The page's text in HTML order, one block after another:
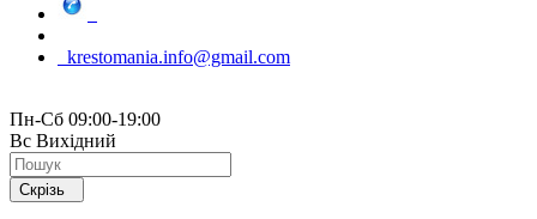
krestomania.info@gmail.com
Пн-Сб 09:00-19:00
Вс Вихідний
Скрізь